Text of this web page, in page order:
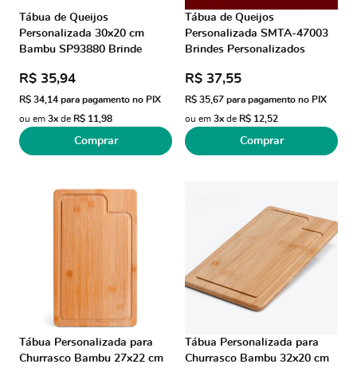
Tábua de Queijos
Personalizada 30x20 cm
Bambu SP93880 Brinde
R$ 35,94
R$ 34,14 para pagamento no PIX
ou em 3x de R$ 11,98
Comprar
Tábua de Queijos
Personalizada SMTA-47003
Brindes Personalizados
R$ 37,55
R$ 35,67 para pagamento no PIX
ou em 3x de R$ 12,52
Comprar
Tábua Personalizada para
Churrasco Bambu 27x22 cm
Tábua Personalizada para
Churrasco Bambu 32x20 cm